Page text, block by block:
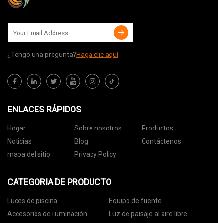
¿Tengo una pregunta?Haga clic aquí
ENLACES RÁPIDOS
Hogar Sobre nosotros
Productos
Noticias
Blog
Contáctenos
mapa del sitio
Privacy Policy
CATEGORIA DE PRODUCTO
Luces de piscina
Equipo de fuente
Accesorios de iluminación
Luz de paisaje al aire libre